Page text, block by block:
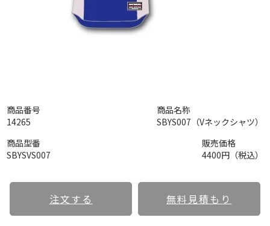
商品番号
14265
商品名称
SBYS007（Vネックシャツ）
商品型番
SBYSVS007
販売価格
4400円（税込）
注文する 無料見積もり